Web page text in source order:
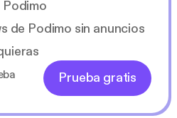
de Podimo sin anuncios
Prueba gratis